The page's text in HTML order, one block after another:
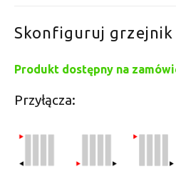
Skonfiguruj grzejnik
Produkt dostępny na
Przyłącza: